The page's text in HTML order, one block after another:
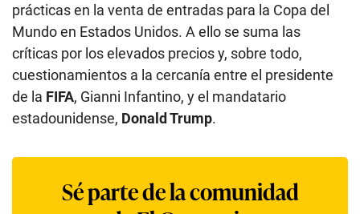
prácticas en la venta de entradas para la Copa del
Mundo en Estados Unidos. A ello se suma las
críticas por los elevados precios y, sobre todo,
cuestionamientos a la cercanía entre el presidente
de la FIFA, Gianni Infantino, y el mandatario
estadounidense, Donald Trump.